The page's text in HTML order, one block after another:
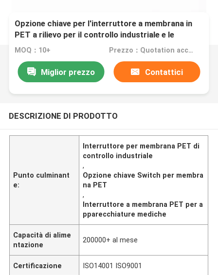
Opzione chiave per l'interruttore a membrana in
PET a rilievo per il controllo industriale e le
apparecchiature mediche
MOQ：10+ Prezzo：Quotation according to drawings
Miglior prezzo Contattici
DESCRIZIONE DI PRODOTTO
Punto culminant
e:
Interruttore per membrana PET di
controllo industriale
,
Opzione chiave Switch per membra
na PET
,
Interruttore a membrana PET per a
pparecchiature mediche
Capacità di alime
ntazione
200000+ al mese
Certificazione ISO14001 ISO9001